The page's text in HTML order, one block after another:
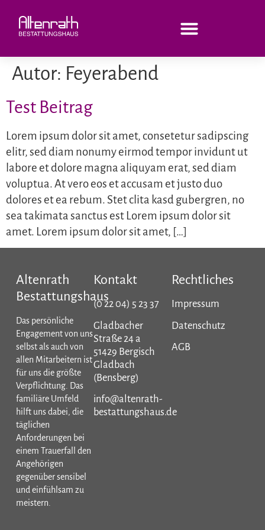
Autor: Feyerabend
Test Beitrag
Lorem ipsum dolor sit amet, consetetur sadipscing
elitr, sed diam nonumy eirmod tempor invidunt ut
labore et dolore magna aliquyam erat, sed diam
voluptua. At vero eos et accusam et justo duo
dolores et ea rebum. Stet clita kasd gubergren, no
sea takimata sanctus est Lorem ipsum dolor sit
amet. Lorem ipsum dolor sit amet, […]
Altenrath
Bestattungshaus
Das persönliche
Engagement von uns
selbst als auch von
allen Mitarbeitern ist
für uns die größte
Verpflichtung. Das
familiäre Umfeld
hilft uns dabei, die
täglichen
Anforderungen bei
einem Trauerfall den
Angehörigen
gegenüber sensibel
und einfühlsam zu
meistern.
Kontakt
(0 22 04) 5 23 37
Gladbacher
Straße 24 a
51429 Bergisch
Gladbach
(Bensberg)
info@altenrath-
bestattungshaus.de
Rechtliches
Impressum
Datenschutz
AGB